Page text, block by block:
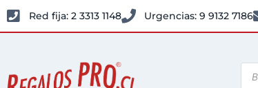
Red fija: 2 3313 1148 Urgencias: 9 9132 7186